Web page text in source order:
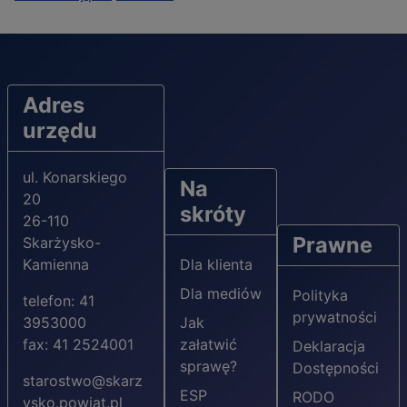
Adres
urzędu
ul. Konarskiego
20
26-110
Skarżysko-
Kamienna
telefon: 41
3953000
fax: 41 2524001
starostwo@skarz
ysko.powiat.pl
Na
skróty
Dla klienta
Dla mediów
Jak
załatwić
sprawę?
ESP
Prawne
Polityka
prywatności
Deklaracja
Dostępności
RODO